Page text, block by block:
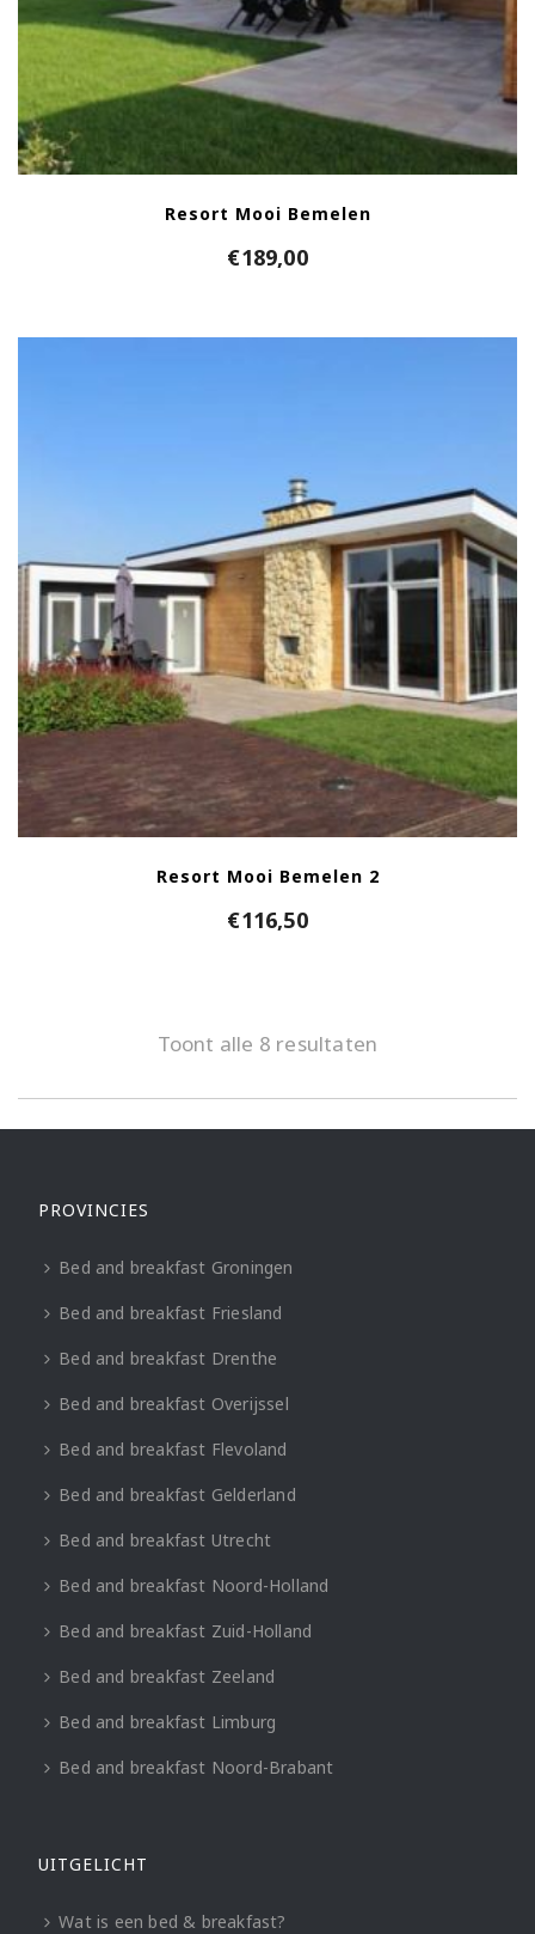
Resort Mooi Bemelen
€189,00
Resort Mooi Bemelen 2
€116,50
Toont alle 8 resultaten
PROVINCIES
Bed and breakfast Groningen
Bed and breakfast Friesland
Bed and breakfast Drenthe
Bed and breakfast Overijssel
Bed and breakfast Flevoland
Bed and breakfast Gelderland
Bed and breakfast Utrecht
Bed and breakfast Noord-Holland
Bed and breakfast Zuid-Holland
Bed and breakfast Zeeland
Bed and breakfast Limburg
Bed and breakfast Noord-Brabant
UITGELICHT
Wat is een bed & breakfast?